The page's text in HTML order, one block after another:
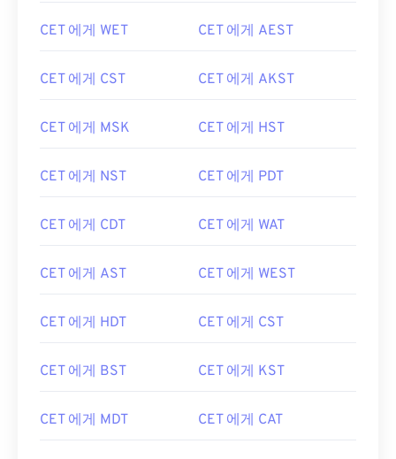
CET 에게 WET CET 에게 AEST
CET 에게 CST CET 에게 AKST
CET 에게 MSK CET 에게 HST
CET 에게 NST CET 에게 PDT
CET 에게 CDT CET 에게 WAT
CET 에게 AST CET 에게 WEST
CET 에게 HDT CET 에게 CST
CET 에게 BST CET 에게 KST
CET 에게 MDT CET 에게 CAT